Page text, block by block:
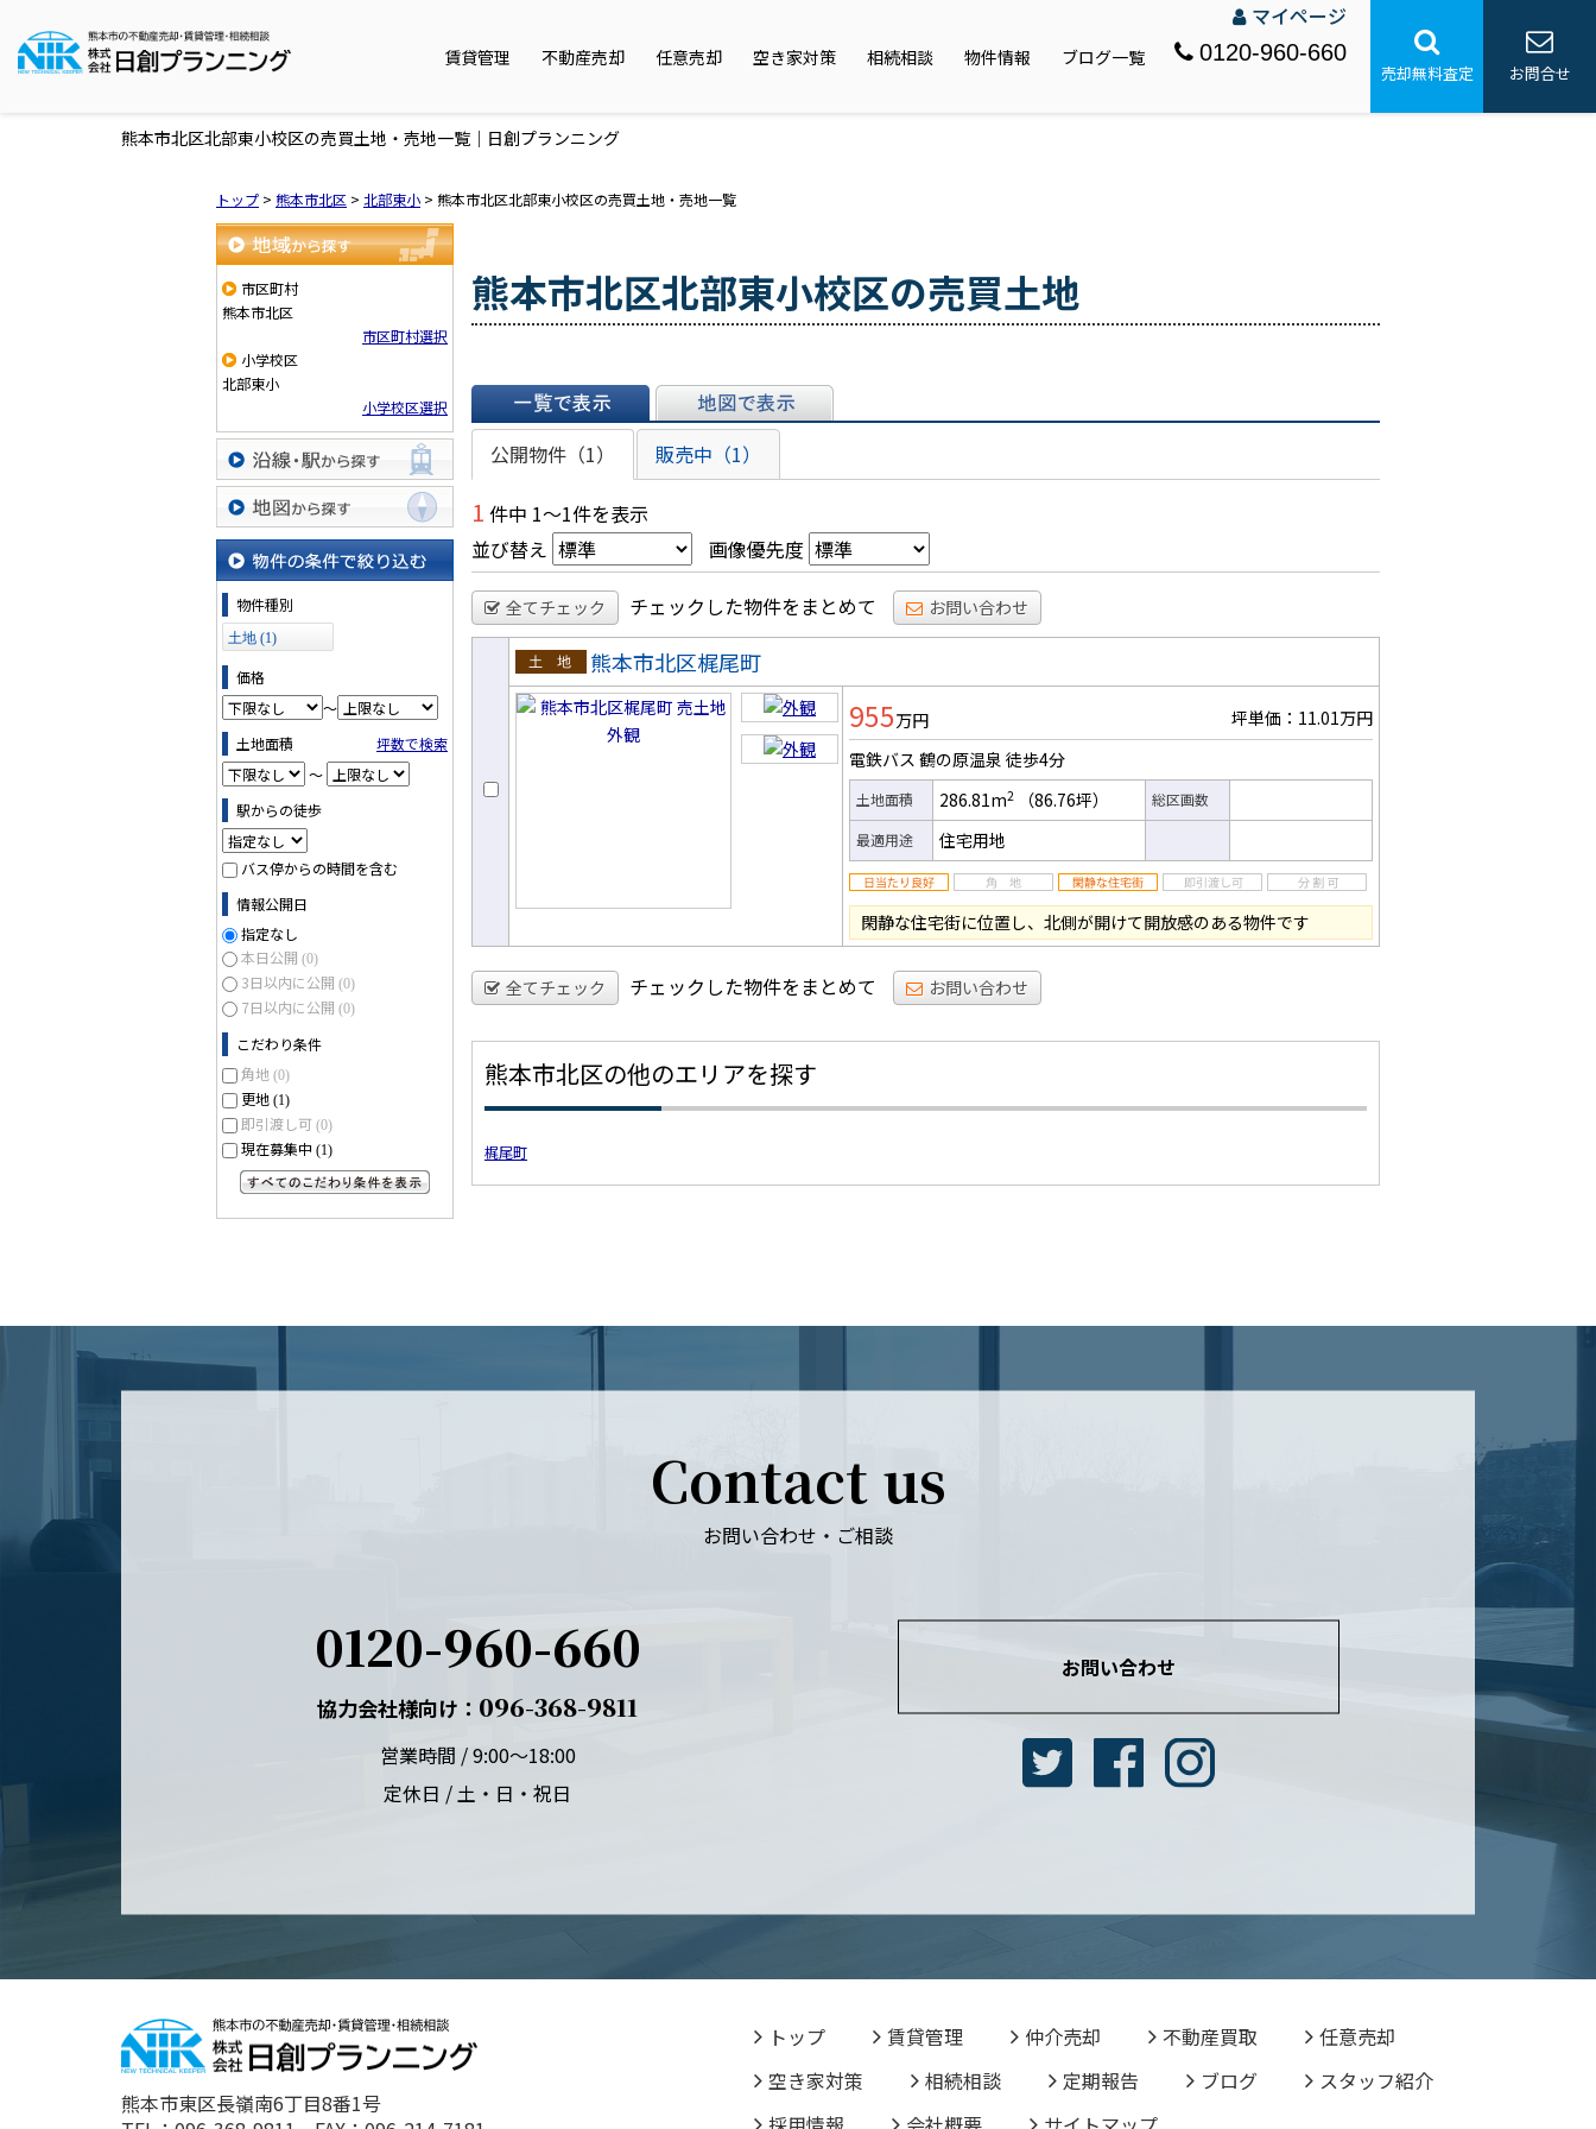
賃貸管理 不動産売却 任意売却 空き家対策 相続相談 物件情報 ブログ一覧
マイページ
0120-960-660
売却無料査定 お問合せ
熊本市北区北部東小校区の売買土地・売地一覧｜日創プランニング
トップ > 熊本市北区 > 北部東小 > 熊本市北区北部東小校区の売買土地・売地一覧
地域から探す
市区町村
熊本市北区
市区町村選択
小学校区
北部東小
小学校区選択
沿線・駅から探す
地図から探す
物件の条件で絞り込む
物件種別
土地 (1)
価格
～
土地面積
坪数で検索
～
駅からの徒歩
バス停からの時間を含む
情報公開日
指定なし
本日公開 (0)
3日以内に公開 (0)
7日以内に公開 (0)
こだわり条件
角地 (0)
更地 (1)
即引渡し可 (0)
現在募集中 (1)
熊本市北区北部東小校区の売買土地
一覧で表示 地図で表示
公開物件（1） 販売中（1）
1 件中 1～1件を表示
並び替え
画像優先度
全てチェック チェックした物件をまとめて お問い合わせ
売土地
熊本市北区梶尾町
955万円
坪単価：11.01万円
電鉄バス 鶴の原温泉 徒歩4分
土地面積 286.81m2 （86.76坪）
総区画数
最適用途
住宅用地
閑静な住宅街に位置し、北側が開けて開放感のある物件です
全てチェック チェックした物件をまとめて お問い合わせ
熊本市北区の他のエリアを探す
梶尾町
Contact us
お問い合わせ・ご相談
0120-960-660
協力会社様向け： 096-368-9811
営業時間 / 9:00～18:00
定休日 / 土・日・祝日
お問い合わせ
熊本市東区長嶺南6丁目8番1号
トップ 賃貸管理 仲介売却 不動産買取
任意売却
空き家対策
相続相談 定期報告 ブログ
スタッフ紹介